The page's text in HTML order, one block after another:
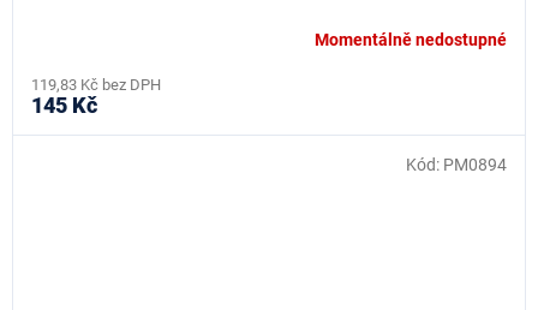
Momentálně nedostupné
119,83 Kč bez DPH
145 Kč
Kód: PM0894